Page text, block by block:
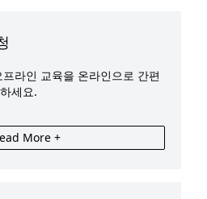
라인 교육을 온라인으로 간편
세요.
More +